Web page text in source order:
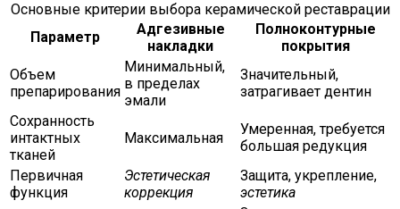
Основные критерии выбора керамической реставрации
Параметр
Адгезивные
накладки
Полноконтурные
покрытия
Объем
препарирования
Минимальный,
в пределах
эмали
Значительный,
затрагивает дентин
Сохранность
интактных
тканей
Максимальная
Умеренная, требуется
большая редукция
Первичная
функция
Эстетическая
коррекция
Защита, укрепление,
эстетика